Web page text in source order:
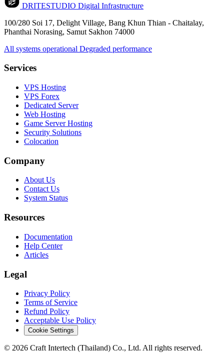
DRITESTUDIO Digital Infrastructure
100/280 Soi 17, Delight Village, Bang Khun Thian - Chaitalay,
Phanthai Norasing, Samut Sakhon 74000
All systems operational Degraded performance
Services
VPS Hosting
VPS Forex
Dedicated Server
Web Hosting
Game Server Hosting
Security Solutions
Colocation
Company
About Us
Contact Us
System Status
Resources
Documentation
Help Center
Articles
Legal
Privacy Policy
Terms of Service
Refund Policy
Acceptable Use Policy
Cookie Settings
© 2026 Craft Intertech (Thailand) Co., Ltd. All rights reserved.